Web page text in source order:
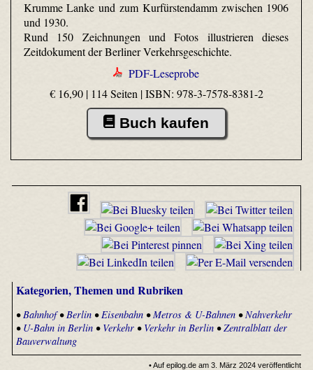
Krumme Lanke und zum Kurfürstendamm zwischen 1906
und 1930.
Rund 150 Zeichnungen und Fotos illustrieren dieses
Zeitdokument der Berliner Verkehrsgeschichte.
PDF-Leseprobe
€ 16,90 | 114 Seiten |ISBN: 978-3-7578-8381-2
Buch kaufen
Kategorien, Themen und Rubriken
•Bahnhof•Berlin•Eisenbahn•Metros & U-Bahnen•Nahverkehr
• U-Bahn in Berlin• Verkehr• Verkehr in Berlin•Zentralblatt der
Bauverwaltung
• Auf epilog.de am 3. März 2024 veröffentlicht